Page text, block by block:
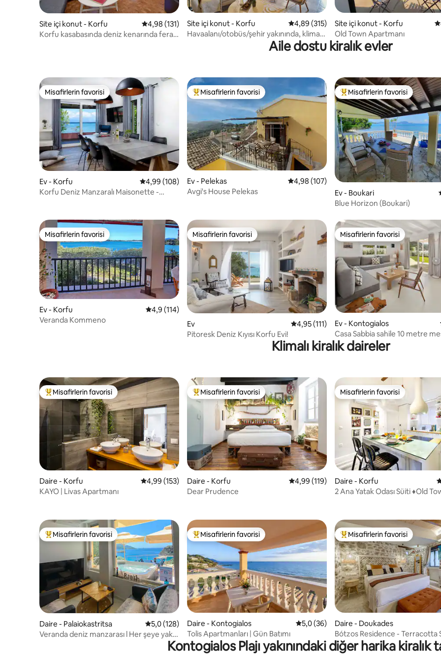
Site içi konut - Korfu 5 üzerinden ortalama 4,98 puan, 131 değerlendirme
4,98 (131)
Korfu kasabasında deniz kenarında ferah
Site içi konut - Korfu 5 üzerinden ortalama 4,89 puan, 315
4,89 (315)
Havaalanı/otobüs/şehir yakınında, klima,
Site içi konut - Korfu 5
Old Town Apartmanı
Aile dostu kiralık evler
Misafirlerin favorisi
Misafirlerin favorisi
Ev - Korfu 5 üzerinden ortalama 4,99 puan, 108 değerlendirme
4,99 (108)
Korfu Deniz Manzaralı Maisonette -
Misafirlerin favorilerinden en beğenilenler arasında
Misafirlerin favorisi
Ev - Pelekas 5 üzerinden ortalama 4,98 puan, 107
4,98 (107)
Avgi's House Pelekas
Misafirlerin favorilerinden en
Misafirlerin favorisi
Ev - Boukari
Blue Horizon (Boukari)
Misafirlerin favorisi
Misafirlerin favorisi
Ev - Korfu 5 üzerinden ortalama 4,9 puan, 114 değerlendirme
4,9 (114)
Veranda Kommeno
Misafirlerin favorisi
Misafirlerin favorisi
Ev 5 üzerinden ortalama 4,95 puan, 111
4,95 (111)
Pitoresk Deniz Kıyısı Korfu Evi!
Misafirlerin favorisi
Misafirlerin favorisi
Ev - Kontogialos
Casa Sabbia sahile 10 metre
Klimalı kiralık daireler
Misafirlerin favorilerinden en beğenilenler arasında
Misafirlerin favorisi
Daire - Korfu 5 üzerinden ortalama 4,99 puan, 153 değerlendirme
4,99 (153)
KAYO | Livas Apartmanı
Misafirlerin favorilerinden en beğenilenler arasında
Misafirlerin favorisi
Daire - Korfu 5 üzerinden ortalama 4,99 puan, 119
4,99 (119)
Dear Prudence
Misafirlerin favorisi
Misafirlerin favorisi
Daire - Korfu
2 Ana Yatak Odası Süiti ♦Old
Misafirlerin favorilerinden en beğenilenler arasında
Misafirlerin favorisi
Daire - Palaiokastritsa 5 üzerinden ortalama 5,0 puan, 128 değerlendirme
5,0 (128)
Veranda deniz manzarası l Her şeye yakın
Misafirlerin favorilerinden en beğenilenler arasında
Misafirlerin favorisi
Daire - Kontogialos 5 üzerinden ortalama 5,0 puan, 36
5,0 (36)
Tolis Apartmanları | Gün Batımı
Misafirlerin favorilerinden en
Misafirlerin favorisi
Daire - Doukades
Bótzos Residence - Terracotta
Kontogialos Plajı yakınındaki diğer harika kiralık